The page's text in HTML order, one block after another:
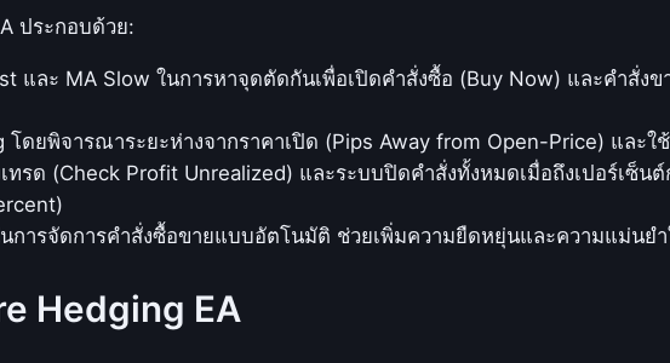
d
n
S
ประกอบด้วย:
และ MA Slow ในการหาจุดตัดกันเพื่อเปิดคำสั่งซื้อ (Buy Now) และคำสั่ง
โดยพิจารณาระยะห่างจากราคาเปิด (Pips Away from Open-Price) และ
ทรด (Check Profit Unrealized) และระบบปิดคำสั่งทั้งหมดเมื่อถึงเปอร์เซ็น
การจัดการคำสั่งซื้อขายแบบอัตโนมัติ ช่วยเพิ่มความยืดหยุ่นและความแม่นยำ
Hedging EA